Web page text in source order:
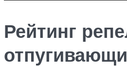
Рейтинг